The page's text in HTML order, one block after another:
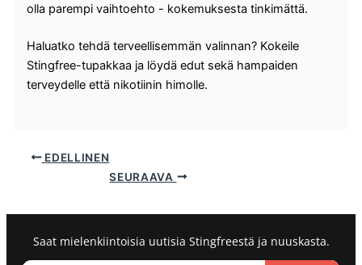
olla parempi vaihtoehto - kokemuksesta tinkimättä.
Haluatko tehdä terveellisemmän valinnan? Kokeile
Stingfree-tupakkaa ja löydä edut sekä hampaiden
terveydelle että nikotiinin himolle.
EDELLINEN
SEURAAVA
Saat mielenkiintoisia uutisia Stingfreestä ja nuuskasta.